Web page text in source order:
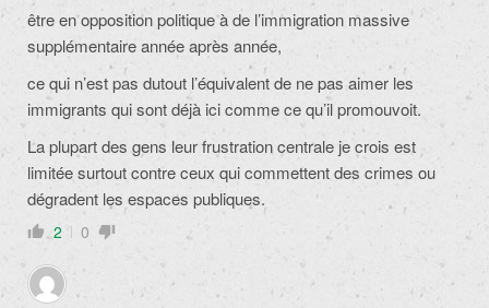
être en opposition politique à de l’immigration massive
supplémentaire année après année,
ce qui n’est pas dutout l’équivalent de ne pas aimer les
immigrants qui sont déjà ici comme ce qu’il promouvoit.
La plupart des gens leur frustration centrale je crois est
limitée surtout contre ceux qui commettent des crimes ou
dégradent les espaces publiques.
2 0